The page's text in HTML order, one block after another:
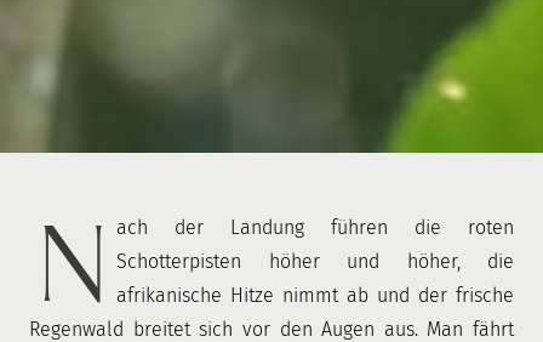
N
ach der Landung führen die roten
Schotterpisten höher und höher, die
afrikanische Hitze nimmt ab und der frische
Regenwald breitet sich vor den Augen aus. Man fährt